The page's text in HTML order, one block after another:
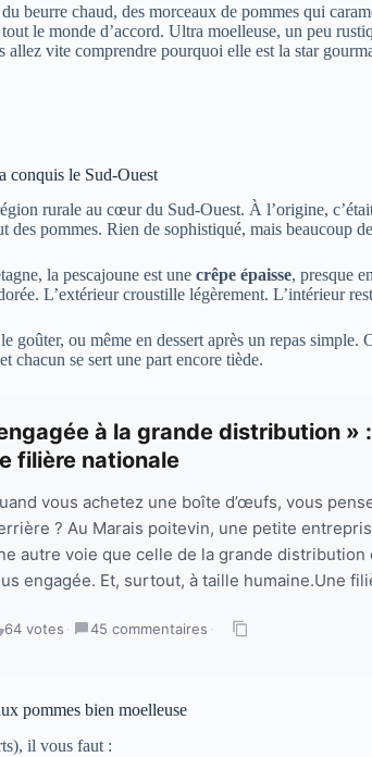
beurre chaud, des morceaux de pommes qui
le monde d’accord. Ultra moelleuse, un peu
allez vite comprendre pourquoi elle est la star
conquis le Sud-Ouest
rurale au cœur du Sud-Ouest. À l’origine,
pommes. Rien de sophistiqué, mais beaucoup
la pescajoune est une crêpe épaisse, presque
L’extérieur croustille légèrement. L’intérieur
goûter, ou même en dessert après un repas simple.
chacun se sert une part encore tiède.
à la grande distribution
filière nationale
vous achetez une boîte d’œufs, vous
? Au Marais poitevin, une petite
autre voie que celle de la grande distribution
engagée. Et, surtout, à taille humaine.Une
64 votes · 45 commentaires ·
pommes bien moelleuse
il vous faut :